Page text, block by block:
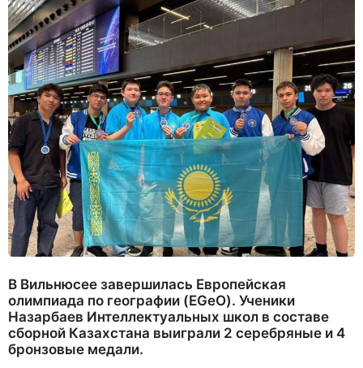
В Вильнюсее завершилась Европейская
олимпиада по географии (EGeO). Ученики
Назарбаев Интеллектуальных школ в составе
сборной Казахстана выиграли 2 серебряные и 4
бронзовые медали.